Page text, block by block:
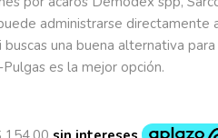
administrarse directamente
buscas una buena alternativa
es la mejor opción.